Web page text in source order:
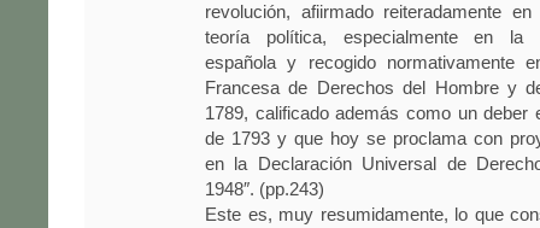
revolución, afiirmado reiteradamente
teoría política, especialmente en la
española y recogido normativamente
Francesa de Derechos del Hombre y
1789, calificado además como un deber
de 1793 y que hoy se proclama con
en la Declaración Universal de
1948″. (pp.243)
Este es, muy resumidamente, lo que